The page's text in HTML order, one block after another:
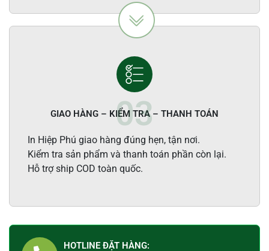
GIAO HÀNG – KIỂM TRA – THANH TOÁN
In Hiệp Phú giao hàng đúng hẹn, tận nơi.
Kiểm tra sản phẩm và thanh toán phần còn lại.
Hỗ trợ ship COD toàn quốc.
HOTLINE ĐẶT HÀNG: